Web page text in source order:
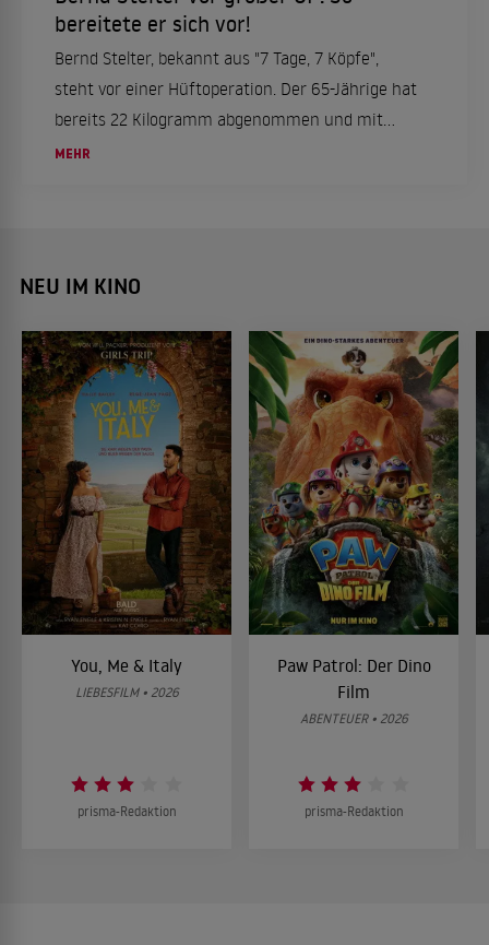
bereitete er sich vor!
Bernd Stelter, bekannt aus "7 Tage, 7 Köpfe",
steht vor einer Hüftoperation. Der 65-Jährige hat
bereits 22 Kilogramm abgenommen und mit
dem Rauchen aufgehört, um sich vorzubereiten.
MEHR
NEU IM KINO
You, Me & Italy
LIEBESFILM • 2026
prisma-Redaktion
Paw Patrol: Der Dino
Film
ABENTEUER • 2026
prisma-Redaktion